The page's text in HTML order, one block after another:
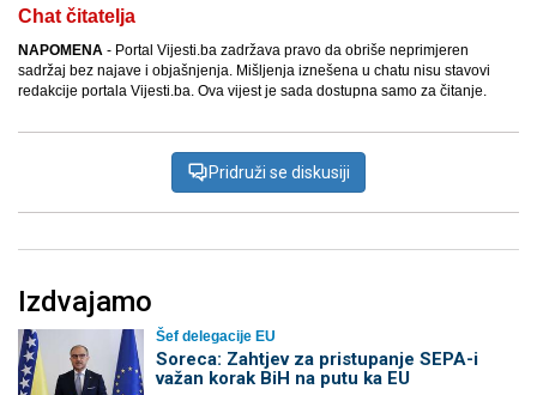
Chat čitatelja
NAPOMENA - Portal Vijesti.ba zadržava pravo da obriše neprimjeren
sadržaj bez najave i objašnjenja. Mišljenja iznešena u chatu nisu stavovi
redakcije portala Vijesti.ba. Ova vijest je sada dostupna samo za čitanje.
Pridruži se diskusiji
Izdvajamo
Šef delegacije EU
Soreca: Zahtjev za pristupanje SEPA-i
važan korak BiH na putu ka EU